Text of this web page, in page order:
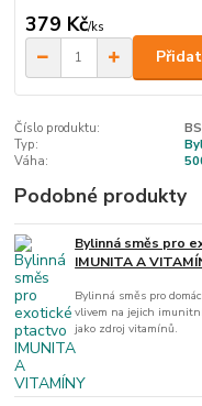
379 Kč/ks
Číslo produktu:
Typ:
Váha:
Podobné produkty
Bylinná směs pro
IMUNITA A
Bylinná směs pro
vlivem na jejich
jako zdroj vitamínů.